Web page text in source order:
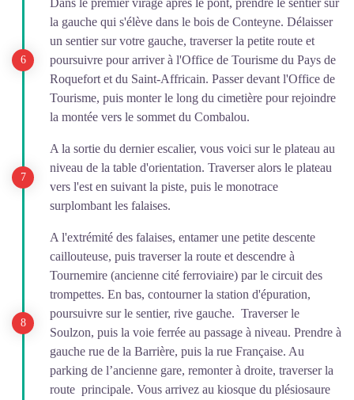
la gauche qui s'élève dans le bois de Conteyne. Délaisser
un sentier sur votre gauche, traverser la petite route et
poursuivre pour arriver à l'Office de Tourisme du Pays de
Roquefort et du Saint-Affricain. Passer devant l'Office de
Tourisme, puis monter le long du cimetière pour rejoindre
la montée vers le sommet du Combalou.
A la sortie du dernier escalier, vous voici sur le plateau au
niveau de la table d'orientation. Traverser alors le plateau
vers l'est en suivant la piste, puis le monotrace
surplombant les falaises.
A l'extrémité des falaises, entamer une petite descente
caillouteuse, puis traverser la route et descendre à
Tournemire (ancienne cité ferroviaire) par le circuit des
trompettes. En bas, contourner la station d'épuration,
poursuivre sur le sentier, rive gauche. Traverser le
Soulzon, puis la voie ferrée au passage à niveau. Prendre à
gauche rue de la Barrière, puis la rue Française. Au
parking de l’ancienne gare, remonter à droite, traverser la
route principale. Vous arrivez au kiosque du plésiosaure